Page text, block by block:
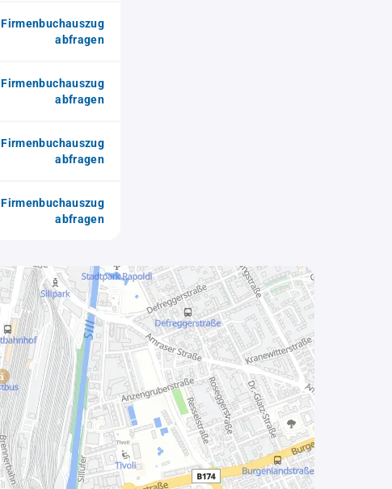
Firmenbuchauszug
abfragen
Firmenbuchauszug
abfragen
Firmenbuchauszug
abfragen
Firmenbuchauszug
abfragen